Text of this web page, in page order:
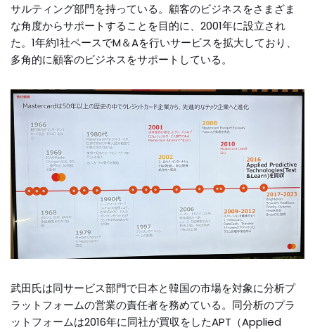
サルティング部門を持っている。顧客のビジネスをさまざま
な角度からサポートすることを目的に、2001年に設立され
た。1年約1社ペースでM＆Aを行いサービスを拡大しており、
多角的に顧客のビジネスをサポートしている。
武田氏は同サービス部門で日本と韓国の市場を対象に分析プ
ラットフォームの営業の責任者を務めている。同分析のプラ
ットフォームは2016年に同社が買収をしたAPT（Applied